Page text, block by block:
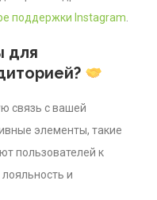
поддержки Instagram
для
связь с вашей
элементы, такие
пользователей к
и